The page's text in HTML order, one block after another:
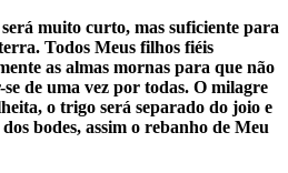
muito curto, mas suficiente para
Todos Meus filhos fiéis
as almas mornas para que não
de uma vez por todas. O milagre
o trigo será separado do joio e
bodes, assim o rebanho de Meu